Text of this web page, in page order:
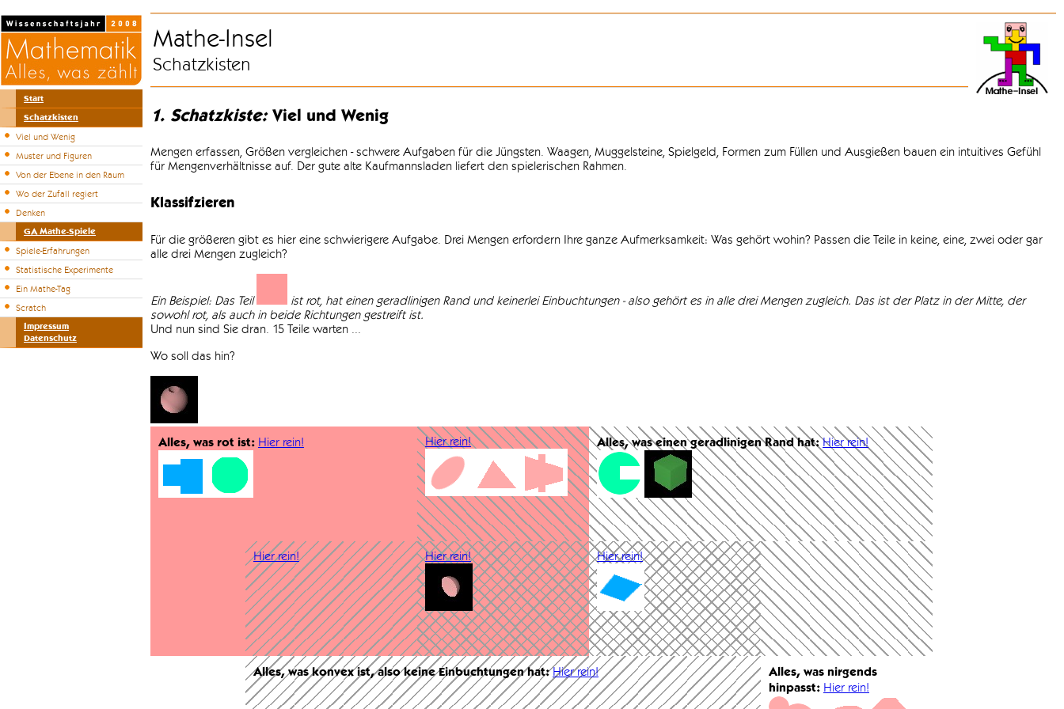
Start
Schatzkisten
Viel und Wenig
Muster und Figuren
Von der Ebene in den Raum
Wo der Zufall regiert
Denken
GA Mathe-Spiele
Spiele-Erfahrungen
Statistische Experimente
Ein Mathe-Tag
Scratch
Impressum
Datenschutz
Mathe-Insel
Schatzkisten
1. Schatzkiste:Viel und Wenig
Mengen erfassen, Größen vergleichen - schwere Aufgaben für die Jüngsten. Waagen, Muggelsteine, Spielgeld, Formen zum Füllen und Ausgießen bauen ein intuitives Gefühl
für Mengenverhältnisse auf. Der gute alte Kaufmannsladen liefert den spielerischen Rahmen.
Klassifzieren
Für die größeren gibt es hier eine schwierigere Aufgabe. Drei Mengen erfordern Ihre ganze Aufmerksamkeit: Was gehört wohin? Passen die Teile in keine, eine, zwei oder gar
alle drei Mengen zugleich?
Ein Beispiel: Das Teil
ist rot, hat einen geradlinigen Rand und keinerlei Einbuchtungen - also gehört es in alle drei Mengen zugleich. Das ist der Platz in der Mitte, der
sowohl rot, als auch in beide Richtungen gestreift ist.
Und nun sind Sie dran. 15 Teile warten ...
Wo soll das hin?
Alles, was rot ist: Hier rein! Hier rein! Alles, was einen geradlinigen Rand hat:Hier rein!
Hier rein! Hier rein! Hier rein!
Alles, was konvex ist, also keine Einbuchtungen hat:Hier rein!
Alles, was nirgends
hinpasst: Hier rein!